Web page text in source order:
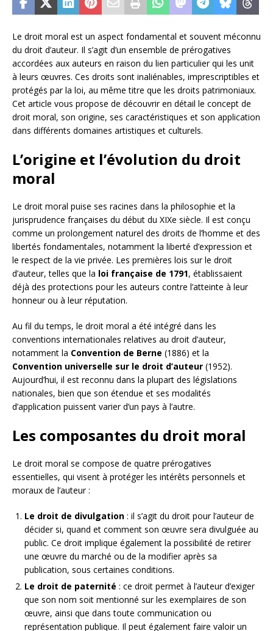
Le droit moral est un aspect fondamental et souvent méconnu
du droit d’auteur. Il s’agit d’un ensemble de prérogatives
accordées aux auteurs en raison du lien particulier qui les unit
à leurs œuvres. Ces droits sont inaliénables, imprescriptibles et
protégés par la loi, au même titre que les droits patrimoniaux.
Cet article vous propose de découvrir en détail le concept de
droit moral, son origine, ses caractéristiques et son application
dans différents domaines artistiques et culturels.
L’origine et l’évolution du droit
moral
Le droit moral puise ses racines dans la philosophie et la
jurisprudence françaises du début du XIXe siècle. Il est conçu
comme un prolongement naturel des droits de l’homme et des
libertés fondamentales, notamment la liberté d’expression et
le respect de la vie privée. Les premières lois sur le droit
d’auteur, telles que la loi française de 1791, établissaient
déjà des protections pour les auteurs contre l’atteinte à leur
honneur ou à leur réputation.
Au fil du temps, le droit moral a été intégré dans les
conventions internationales relatives au droit d’auteur,
notamment la Convention de Berne (1886) et la
Convention universelle sur le droit d’auteur (1952).
Aujourd’hui, il est reconnu dans la plupart des législations
nationales, bien que son étendue et ses modalités
d’application puissent varier d’un pays à l’autre.
Les composantes du droit moral
Le droit moral se compose de quatre prérogatives
essentielles, qui visent à protéger les intérêts personnels et
moraux de l’auteur :
Le droit de divulgation : il s’agit du droit pour l’auteur de
décider si, quand et comment son œuvre sera divulguée au
public. Ce droit implique également la possibilité de retirer
une œuvre du marché ou de la modifier après sa
publication, sous certaines conditions.
Le droit de paternité : ce droit permet à l’auteur d’exiger
que son nom soit mentionné sur les exemplaires de son
œuvre, ainsi que dans toute communication ou
représentation publique. Il peut également faire valoir un